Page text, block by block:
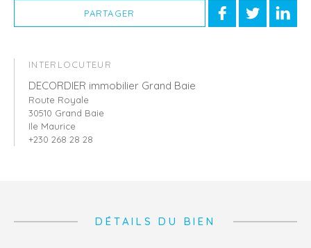
PARTAGER
INTERLOCUTEUR
DECORDIER immobilier Grand Baie
Route Royale
30510 Grand Baie
Ile Maurice
+230 268 28 28
DÉTAILS DU BIEN